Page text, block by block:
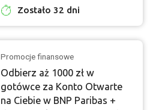
Zostało 32 dni
Promocje finansowe
Odbierz aż 1000 zł w
gotówce za Konto Otwarte
na Ciebie w BNP Paribas +